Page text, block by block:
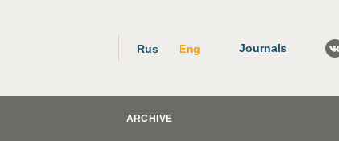
Rus Eng Journals
ARCHIVE